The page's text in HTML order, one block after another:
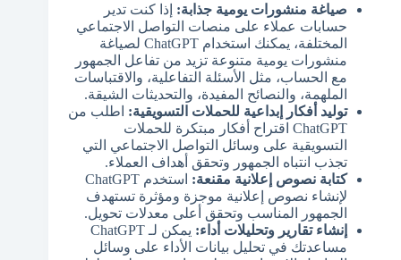
صياغة منشورات يومية جذابة: إذا كنت تدير
حسابات عملاء على منصات التواصل الاجتماعي
المختلفة، يمكنك استخدام ChatGPT لصياغة
منشورات يومية متنوعة تزيد من تفاعل الجمهور
مع الحساب، مثل الأسئلة التفاعلية، والاقتباسات
الملهمة، والنصائح المفيدة، والتحديثات الشيقة.
توليد أفكار إبداعية للحملات التسويقية: اطلب من
ChatGPT اقتراح أفكار مبتكرة للحملات
التسويقية على وسائل التواصل الاجتماعي التي
تجذب انتباه الجمهور وتحقق أهداف العملاء.
كتابة نصوص إعلانية مقنعة:
استخدم ChatGPT
لإنشاء نصوص إعلانية موجزة ومؤثرة تستهدف
الجمهور المناسب وتحقق أعلى معدلات تحويل.
إنشاء تقارير وتحليلات أداء:
يمكن لـ ChatGPT
مساعدتك في تحليل بيانات الأداء على وسائل